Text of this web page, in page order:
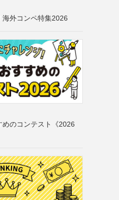
外コンペ特集2026
のコンテスト《2026